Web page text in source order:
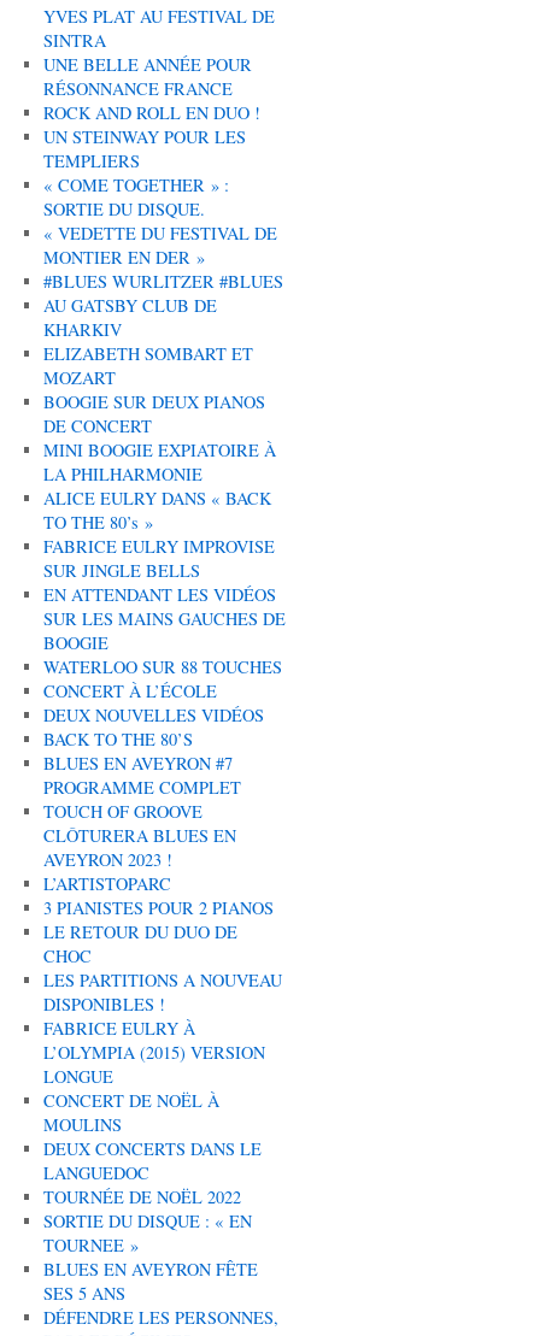
YVES PLAT AU FESTIVAL DE
SINTRA
UNE BELLE ANNÉE POUR
RÉSONNANCE FRANCE
ROCK AND ROLL EN DUO !
UN STEINWAY POUR LES
TEMPLIERS
« COME TOGETHER » :
SORTIE DU DISQUE.
« VEDETTE DU FESTIVAL DE
MONTIER EN DER »
#BLUES WURLITZER #BLUES
AU GATSBY CLUB DE
KHARKIV
ELIZABETH SOMBART ET
MOZART
BOOGIE SUR DEUX PIANOS
DE CONCERT
MINI BOOGIE EXPIATOIRE À
LA PHILHARMONIE
ALICE EULRY DANS « BACK
TO THE 80’s »
FABRICE EULRY IMPROVISE
SUR JINGLE BELLS
EN ATTENDANT LES VIDÉOS
SUR LES MAINS GAUCHES DE
BOOGIE
WATERLOO SUR 88 TOUCHES
CONCERT À L’ÉCOLE
DEUX NOUVELLES VIDÉOS
BACK TO THE 80’S
BLUES EN AVEYRON #7
PROGRAMME COMPLET
TOUCH OF GROOVE
CLÔTURERA BLUES EN
AVEYRON 2023 !
L’ARTISTOPARC
3 PIANISTES POUR 2 PIANOS
LE RETOUR DU DUO DE
CHOC
LES PARTITIONS A NOUVEAU
DISPONIBLES !
FABRICE EULRY À
L’OLYMPIA (2015) VERSION
LONGUE
CONCERT DE NOËL À
MOULINS
DEUX CONCERTS DANS LE
LANGUEDOC
TOURNÉE DE NOËL 2022
SORTIE DU DISQUE : « EN
TOURNEE »
BLUES EN AVEYRON FÊTE
SES 5 ANS
DÉFENDRE LES PERSONNES,